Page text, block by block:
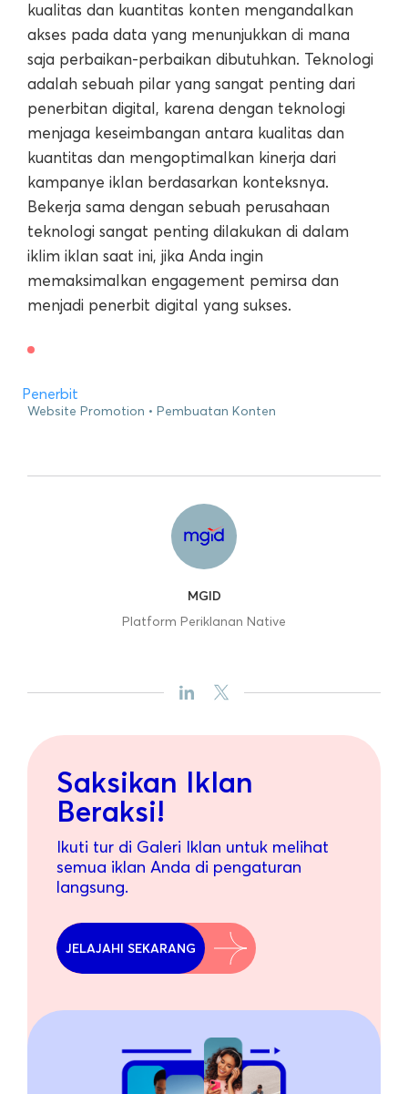
kualitas dan kuantitas konten mengandalkan
akses pada data yang menunjukkan di mana
saja perbaikan-perbaikan dibutuhkan. Teknologi
adalah sebuah pilar yang sangat penting dari
penerbitan digital, karena dengan teknologi
menjaga keseimbangan antara kualitas dan
kuantitas dan mengoptimalkan kinerja dari
kampanye iklan berdasarkan konteksnya.
Bekerja sama dengan sebuah perusahaan
teknologi sangat penting dilakukan di dalam
iklim iklan saat ini, jika Anda ingin
memaksimalkan engagement pemirsa dan
menjadi penerbit digital yang sukses.
Penerbit
Website Promotion Pembuatan Konten
MGID
Platform Periklanan Native
Saksikan Iklan
Beraksi!
Ikuti tur di Galeri Iklan untuk melihat
semua iklan Anda di pengaturan
langsung.
JELAJAHI SEKARANG